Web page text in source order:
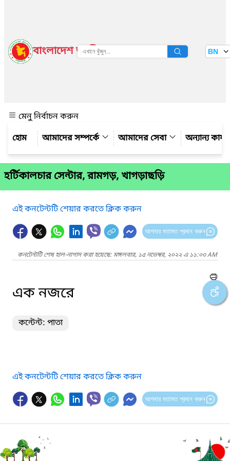
বাংলাদেশ জাতীয় তথ্য বাতায়ন BN
মেনু নির্বাচন করুন
আমাদের সম্পর্কে
আমাদের সেবা অন্যান্য
হর্টিকালচার সেন্টার, রামগড়, খাগড়াছড়ি
এই কনটেন্টটি শেয়ার করতে ক্লিক করুন
আপনার মতামত প্রদান করুন
কনটেন্টটি শেষ হাল-নাগাদ করা হয়েছে: মঙ্গলবার, ১৫ নভেম্বর, ২০২২ এ ১১:০৩ AM
এক নজরে
কন্টেন্ট: পাতা
এই কনটেন্টটি শেয়ার করতে ক্লিক করুন
আপনার মতামত প্রদান করুন